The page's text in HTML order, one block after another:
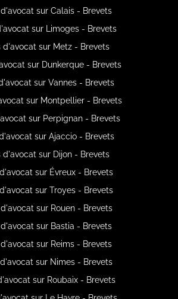
d'avocat sur Calais - Brevets
sur Limoges - Brevets
d'avocat sur Metz - Brevets
sur Dunkerque - Brevets
sur Vannes - Brevets
sur Montpellier - Brevets
sur Perpignan - Brevets
sur Ajaccio - Brevets
d'avocat sur Dijon - Brevets
sur Évreux - Brevets
sur Troyes - Brevets
d'avocat sur Rouen - Brevets
d'avocat sur Bastia - Brevets
d'avocat sur Reims - Brevets
d'avocat sur Nimes - Brevets
sur Roubaix - Brevets